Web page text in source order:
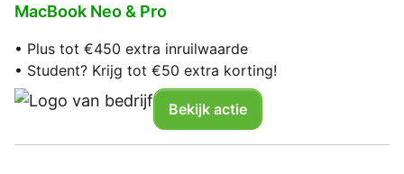
MacBook Neo & Pro
• Plus tot €450 extra inruilwaarde
• Student? Krijg tot €50 extra korting!
Bekijk actie